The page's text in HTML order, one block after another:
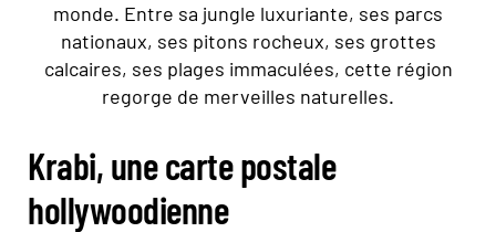
monde. Entre sa jungle luxuriante, ses parcs
nationaux, ses pitons rocheux, ses grottes
calcaires, ses plages immaculées, cette région
regorge de merveilles naturelles.
Krabi, une carte postale
hollywoodienne